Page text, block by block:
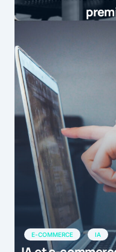
[…] Selon la
baromètre « Les
Data», réalisé
IPSOS, la
mal informés et
Données personnelles : le
23 juin 2015 at 19h03
E-COMMERCE IA